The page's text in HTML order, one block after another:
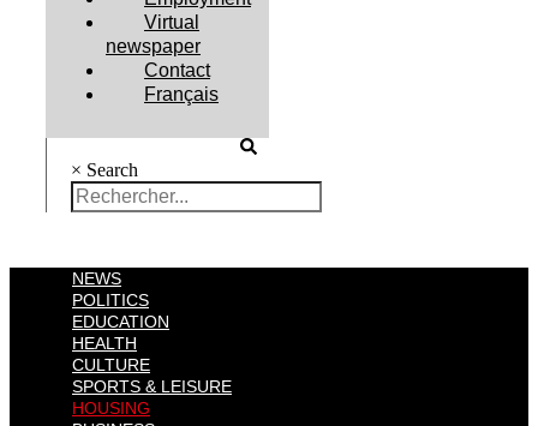
Virtual
newspaper
Contact
Français
× Search
NEWS
POLITICS
EDUCATION
HEALTH
CULTURE
SPORTS & LEISURE
HOUSING